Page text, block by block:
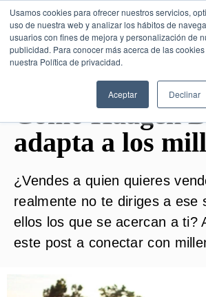
Usamos cookies para ofrecer nuestros servicios,
uso de nuestra web y analizar los hábitos de
usuarios con fines de mejora y personalización de
publicidad. Para conocer más acerca de las
nuestra Política de privacidad.
Aceptar Declinar
SESIÓN DE CONSULTORÍA
Cómo Häagen
adapta a los
¿Vendes a quien quieres
realmente no te diriges a ese
ellos los que se acercan a ti?
este post a conectar con